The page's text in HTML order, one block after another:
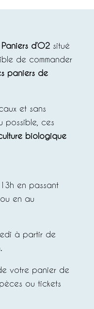
d’O2situé
de commander
paniers de
et sans
possible, ces
biologique
en passant
en au
à partir de
votre panier de
ou tickets